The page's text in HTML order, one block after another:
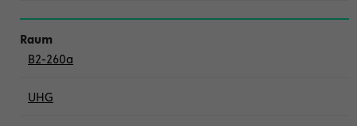
B2-260a
UHG